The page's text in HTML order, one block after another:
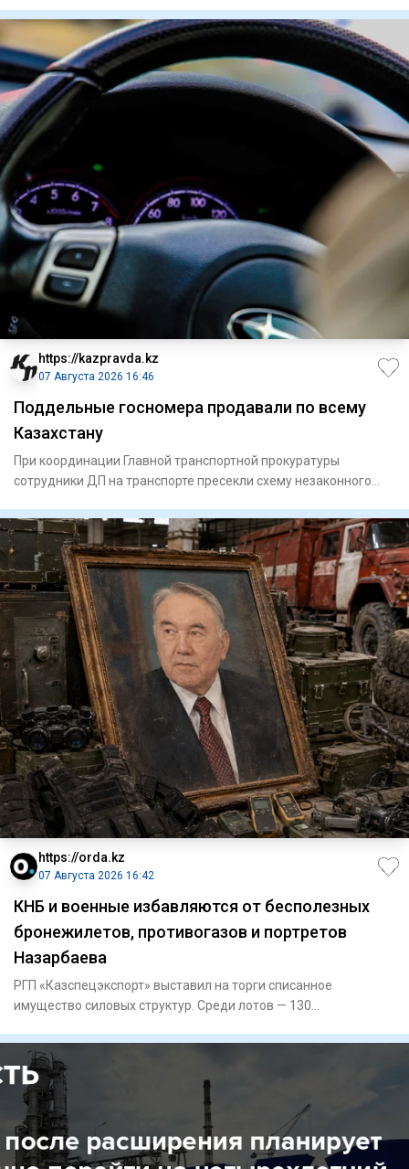
https://kazpravda.kz
07 Августа 2026 16:46
Поддельные госномера продавали по всему
Казахстану
При координации Главной транспортной прокуратуры
сотрудники ДП на транспорте пресекли схему незаконного
https://orda.kz
07 Августа 2026 16:42
КНБ и военные избавляются от бесполезных
бронежилетов, противогазов и портретов
Назарбаева
РГП «Казспецэкспорт» выставил на торги списанное
имущество силовых структур. Среди лотов — 130